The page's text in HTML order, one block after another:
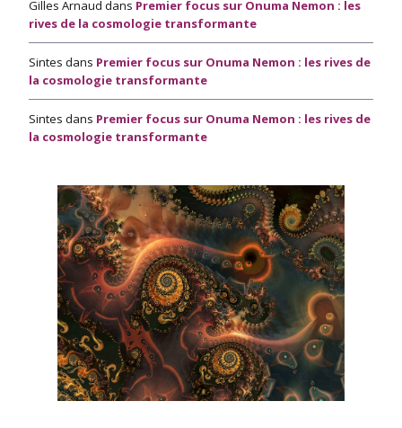
Gilles Arnaud dans Premier focus sur Onuma Nemon : les
rives de la cosmologie transformante
Sintes dans Premier focus sur Onuma Nemon : les rives de
la cosmologie transformante
Sintes dans Premier focus sur Onuma Nemon : les rives de
la cosmologie transformante